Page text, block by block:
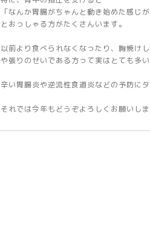
「なんか胃腸がちゃんと動き始めた感じが
とおっしゃる方がたくさんいます。
以前より食べられなくなったり、胸焼け
や張りのせいである方って実はとても多
辛い胃腸炎や逆流性食道炎などの予防に
それでは今年もどうぞよろしくお願いしま